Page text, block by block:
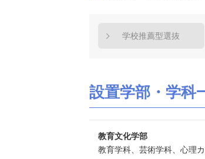
学校推薦型選抜
設置学部・学科
教育文化学部
教育学科、芸術学科、心理